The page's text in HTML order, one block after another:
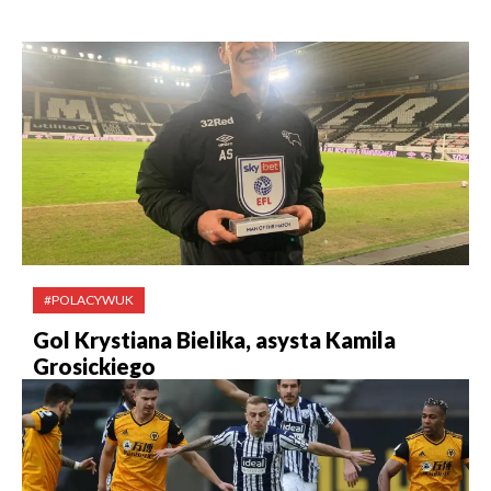
#POLACYWUK
Gol Krystiana Bielika, asysta Kamila
Grosickiego